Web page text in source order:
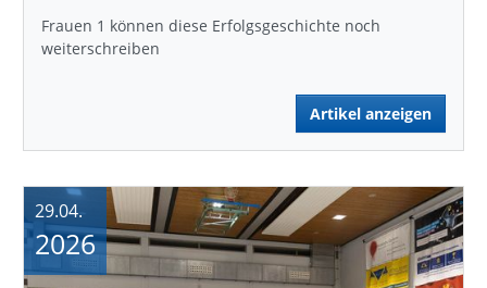
Frauen 1 können diese Erfolgsgeschichte noch
weiterschreiben
Artikel anzeigen
29.04.
2026